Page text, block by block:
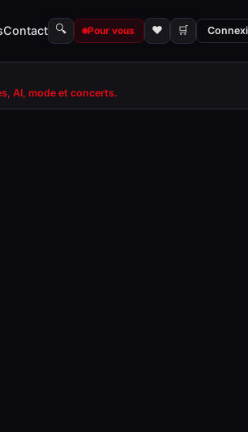
Contact 🔍 Pour vous ♥ 🛒
AI, mode et concerts.